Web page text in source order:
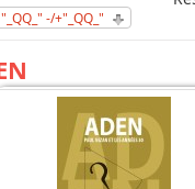
-/+"_QQ_"